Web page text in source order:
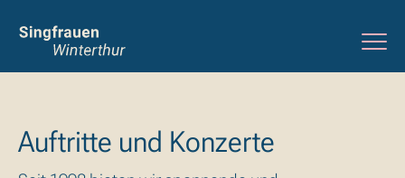
Auftritte und Konzerte